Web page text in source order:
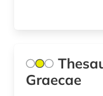
Graecae